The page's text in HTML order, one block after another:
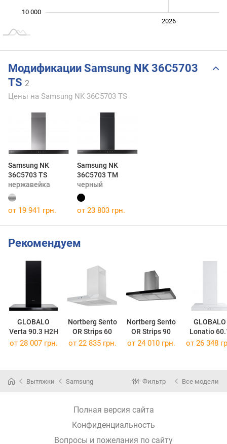
10 000
2026
Модификации Samsung NK 36C5703
TS 2
Цены на Samsung NK 36C5703 TS
Samsung NK
36C5703 TS
нержавейка
Samsung NK
36C5703 TM
черный
от 19 941 грн. от 23 803 грн.
Рекомендуем
GLOBALO
Verta 90.3 H2H
Nortberg Sento
OR Strips 60
Nortberg Sento
OR Strips 90
GLOBALO
Lonatio
от 28 007 грн. от 22 835 грн. от 24 010 грн. от 26 348
Вытяжки Samsung Фильтр Все модели
Полная версия сайта
Конфиденциальность
Вопросы и пожелания по сайту